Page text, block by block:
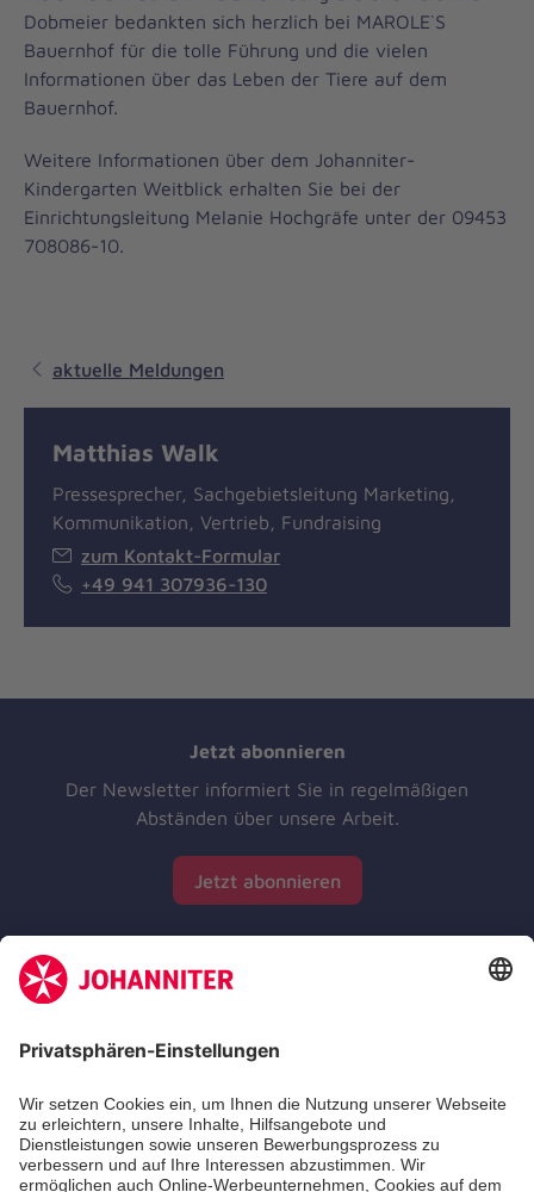
Dobmeier bedankten sich herzlich bei MAROLE`S
Bauernhof für die tolle Führung und die vielen
Informationen über das Leben der Tiere auf dem
Bauernhof.
Weitere Informationen über dem Johanniter-
Kindergarten Weitblick erhalten Sie bei der
Einrichtungsleitung Melanie Hochgräfe unter der 09453
708086-10.
aktuelle Meldungen
Matthias Walk
Pressesprecher, Sachgebietsleitung Marketing,
Kommunikation, Vertrieb, Fundraising
zum Kontakt-Formular
+49 941 307936-130
Jetzt abonnieren
Der Newsletter informiert Sie in regelmäßigen
Abständen über unsere Arbeit.
Jetzt abonnieren
Zertifizierung der Johanniter-Unfall-Hilfe e.V.
Die Johanniter GmbH führt das Spendenzertifikat
des Deutschen Spendenrats e.V.